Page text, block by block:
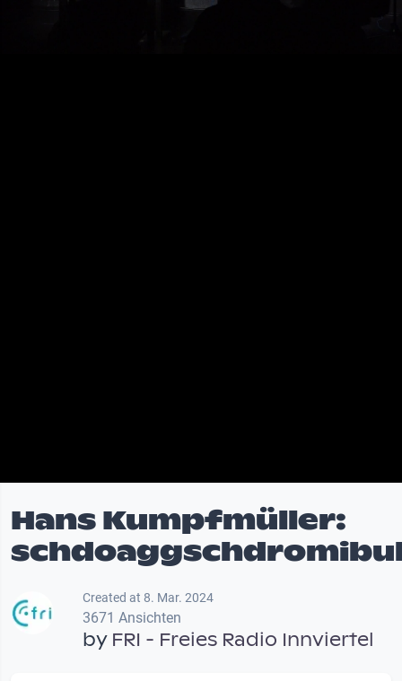
Hans Kumpfmüller:
Created at 8. Mar. 2024
3671 Ansichten
by FRI - Freies Radio Innviertel